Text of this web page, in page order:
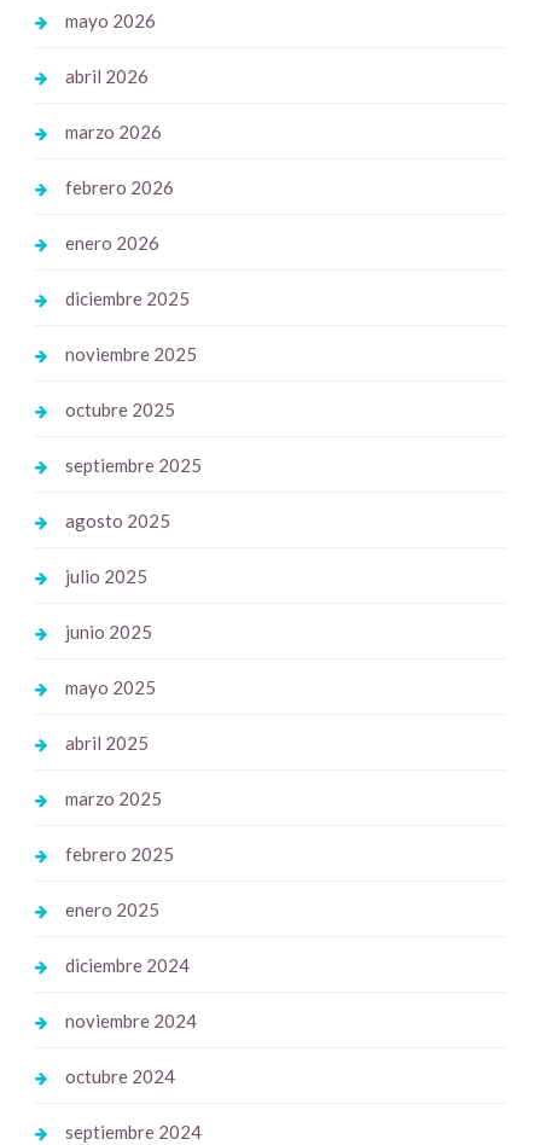
mayo 2026
abril 2026
marzo 2026
febrero 2026
enero 2026
diciembre 2025
noviembre 2025
octubre 2025
septiembre 2025
agosto 2025
julio 2025
junio 2025
mayo 2025
abril 2025
marzo 2025
febrero 2025
enero 2025
diciembre 2024
noviembre 2024
octubre 2024
septiembre 2024